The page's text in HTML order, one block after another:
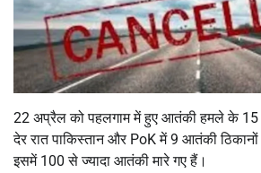
22 अप्रैल को पहलगाम में हुए आतंकी हमले के 15
देर रात पाकिस्तान और PoK में 9 आतंकी
इसमें 100 से ज्यादा आतंकी मारे गए हैं।